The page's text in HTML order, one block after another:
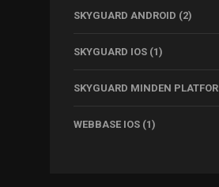
SKYGUARD ANDROID (2)
SKYGUARD IOS (1)
SKYGUARD MINDEN
WEBBASE IOS (1)